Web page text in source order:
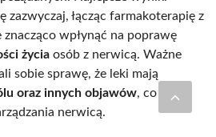
zazwyczaj, łącząc farmakoterapię z
wpłynąć na poprawę
życia osób z nerwicą. Ważne
sobie sprawę, że leki mają
oraz innych objawów, co jest
nerwicą.